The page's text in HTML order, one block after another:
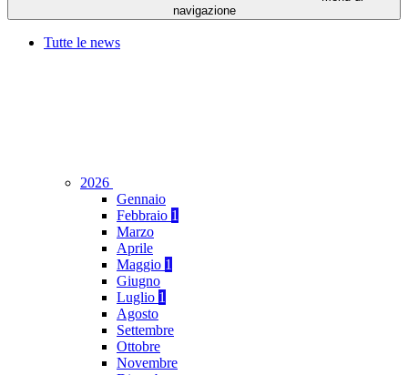
navigazione
Tutte le news
2026
Gennaio
Febbraio 1
Marzo
Aprile
Maggio 1
Giugno
Luglio 1
Agosto
Settembre
Ottobre
Novembre